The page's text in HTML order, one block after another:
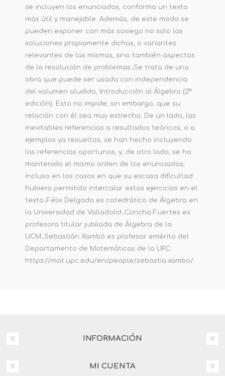
se incluyen los enunciados, conforma un texto
más útil y manejable. Además, de este modo se
pueden exponer con más sosiego no solo las
soluciones propiamente dichas, o variantes
relevantes de las mismas, sino también aspectos
de la resolución de problemas.;Se trata de una
obra que puede ser usada con independencia
del volumen aludido, Introducción al Álgebra (2ª
edición). Esto no impide, sin embargo, que su
relación con él sea muy estrecha. De un lado, las
inevitables referencias a resultados teóricos, o a
ejemplos ya resueltos, se han hecho incluyendo
las referencias oportunas, y, de otro lado, se ha
mantenido el mismo orden de los enunciados,
incluso en los casos en que su escasa dificultad
hubiera permitido intercalar estos ejercicios en el
texto.;Félix Delgado es catedrático de Álgebra en
la Universidad de Valladolid.;Concha Fuertes es
profesora titular jubilada de Álgebra de la
UCM.;Sebastián Xambó es profesor emérito del
Departamento de Matemáticas de la UPC:
https://mat.upc.edu/en/people/sebastia.xambo/
INFORMACIÓN
MI CUENTA